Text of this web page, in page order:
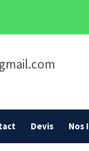
Devis Nos